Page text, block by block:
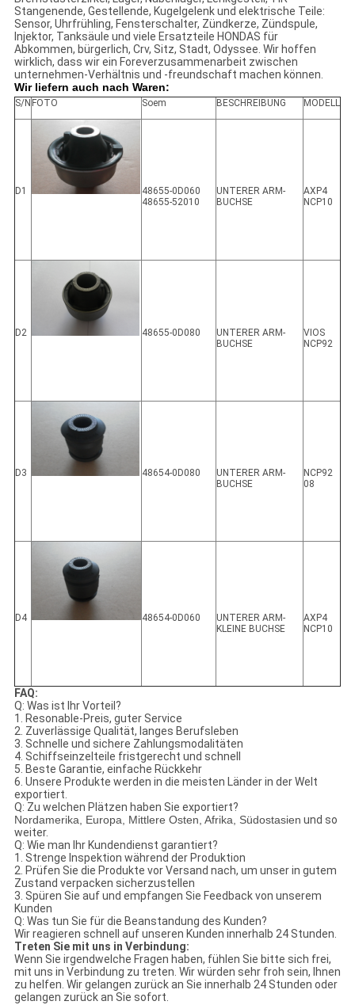
Stangenende, Gestellende, Kugelgelenk und elektrische Teile:
Sensor, Uhrfrühling, Fensterschalter, Zündkerze, Zündspule,
Injektor, Tanksäule und viele Ersatzteile HONDAS für
Abkommen, bürgerlich, Crv, Sitz, Stadt, Odyssee. Wir hoffen
wirklich, dass wir ein Foreverzusammenarbeit zwischen
unternehmen-Verhältnis und -freundschaft machen können.
Wir liefern auch nach Waren:
S/N FOTO Soem BESCHREIBUNG MODELL
D1
48655-0D060
48655-52010
UNTERER ARM-
BUCHSE
AXP4
NCP10
D2 48655-0D080
UNTERER ARM-
BUCHSE
VIOS
NCP92
D3 48654-0D080
UNTERER ARM-
BUCHSE
NCP92
08
D4 48654-0D060
UNTERER ARM-
KLEINE BUCHSE
AXP4
NCP10
FAQ:
Q: Was ist Ihr Vorteil?
1. Resonable-Preis, guter Service
2. Zuverlässige Qualität, langes Berufsleben
3. Schnelle und sichere Zahlungsmodalitäten
4. Schiffseinzelteile fristgerecht und schnell
5. Beste Garantie, einfache Rückkehr
6. Unsere Produkte werden in die meisten Länder in der Welt
exportiert.
Q: Zu welchen Plätzen haben Sie exportiert?
Nordamerika, Europa, Mittlere Osten, Afrika, Südostasien und so
weiter.
Q: Wie man Ihr Kundendienst garantiert?
1. Strenge Inspektion während der Produktion
2. Prüfen Sie die Produkte vor Versand nach, um unser in gutem
Zustand verpacken sicherzustellen
3. Spüren Sie auf und empfangen Sie Feedback von unserem
Kunden
Q: Was tun Sie für die Beanstandung des Kunden?
Wir reagieren schnell auf unseren Kunden innerhalb 24 Stunden.
Treten Sie mit uns in Verbindung:
Wenn Sie irgendwelche Fragen haben, fühlen Sie bitte sich frei,
mit uns in Verbindung zu treten. Wir würden sehr froh sein, Ihnen
zu helfen. Wir gelangen zurück an Sie innerhalb 24 Stunden oder
gelangen zurück an Sie sofort.